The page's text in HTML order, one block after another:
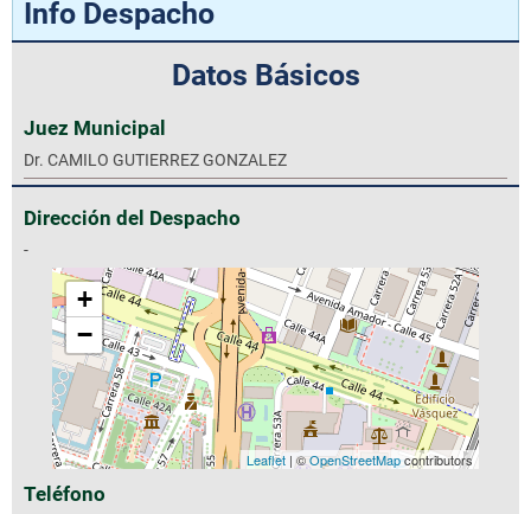
Info Despacho
Datos Básicos
Juez Municipal
Dr. CAMILO GUTIERREZ GONZALEZ
Dirección del Despacho
-
+
−
Leaflet| ©OpenStreetMapcontributors
Teléfono